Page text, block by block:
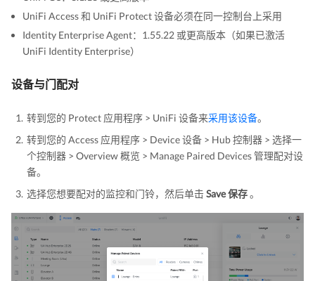
UniFi Access 和 UniFi Protect 设备必须在同一控制台上采用
Identity Enterprise Agent：1.55.22 或更高版本（如果已激活
UniFi Identity Enterprise）
设备与门配对
转到您的 Protect 应用程序 > UniFi 设备来采用该设备。
转到您的 Access 应用程序 > Device 设备 > Hub 控制器 > 选择一
个控制器 > Overview 概览 > Manage Paired Devices 管理配对设
备。
选择您想要配对的监控和门铃，然后单击 Save 保存。